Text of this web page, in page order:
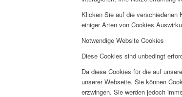
Klicken Sie auf die verschiedenen
einiger Arten von Cookies
Notwendige Website Cookies
Diese Cookies sind unbedingt
Da diese Cookies für die auf
unserer Webseite. Sie können
erzwingen. Sie werden jedoch